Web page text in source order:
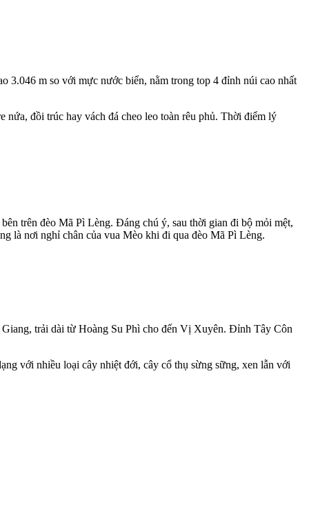
m so với mực nước biển, nằm trong top 4 đỉnh núi cao nhất
đồi trúc hay vách đá cheo leo toàn rêu phủ. Thời điểm lý
trên đèo Mã Pì Lèng. Đáng chú ý, sau thời gian đi bộ mỏi mệt,
là nơi nghỉ chân của vua Mèo khi đi qua đèo Mã Pì Lèng.
trải dài từ Hoàng Su Phì cho đến Vị Xuyên. Đỉnh Tây Côn
với nhiều loại cây nhiệt đới, cây cổ thụ sừng sững, xen lẫn với